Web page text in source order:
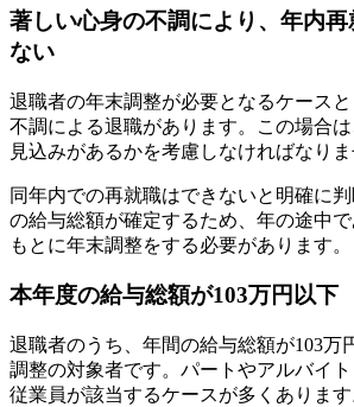
著しい心身の不調により、年内
ない
退職者の年末調整が必要となるケース
不調による退職があります。この場合
見込みがあるかを考慮しなければなりま
同年内での再就職はできないと明確に
の給与総額が確定するため、年の途中
もとに年末調整をする必要があります。
本年度の給与総額が103万円以下
退職者のうち、年間の給与総額が103万
調整の対象者です。パートやアルバイ
従業員が該当するケースが多くあります